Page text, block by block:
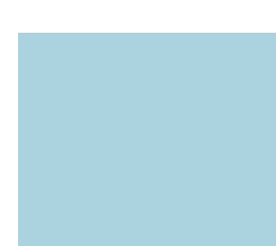
Partager sur X /